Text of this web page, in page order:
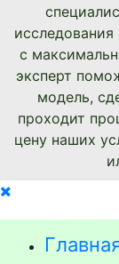
с
эксперт
модель,
проходит
цену наших